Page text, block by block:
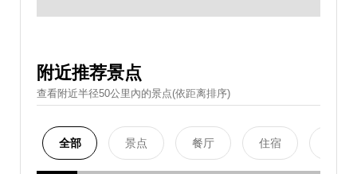
附近推荐景点
查看附近半径50公里內的景点(依距离排序)
全部 景点 餐厅 住宿